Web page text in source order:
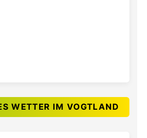
WETTER IM VOGTLAND